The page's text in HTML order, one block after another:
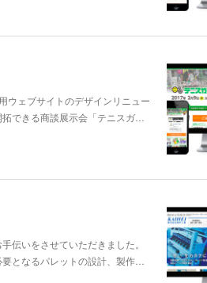
ウェブサイトのデザインリニュー
できる商談展示会「テニスガ…
伝いをさせていただきました。
となるパレットの設計、製作…